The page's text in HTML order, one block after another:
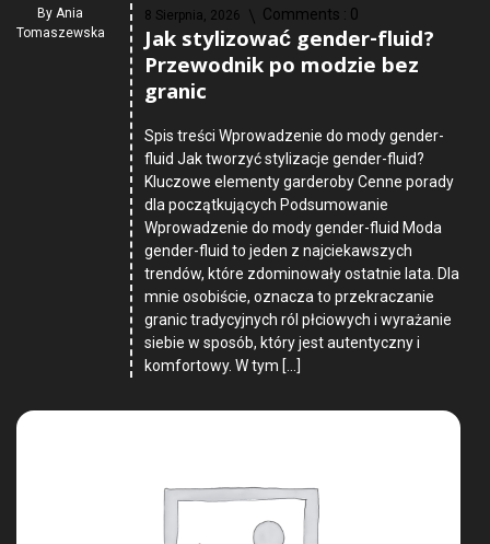
By Ania
Tomaszewska
8 Sierpnia, 2026 Comments : 0
Jak stylizować gender-fluid?
Przewodnik po modzie bez
granic
Spis treści Wprowadzenie do mody gender-
fluid Jak tworzyć stylizacje gender-fluid?
Kluczowe elementy garderoby Cenne porady
dla początkujących Podsumowanie
Wprowadzenie do mody gender-fluid Moda
gender-fluid to jeden z najciekawszych
trendów, które zdominowały ostatnie lata. Dla
mnie osobiście, oznacza to przekraczanie
granic tradycyjnych ról płciowych i wyrażanie
siebie w sposób, który jest autentyczny i
komfortowy. W tym […]